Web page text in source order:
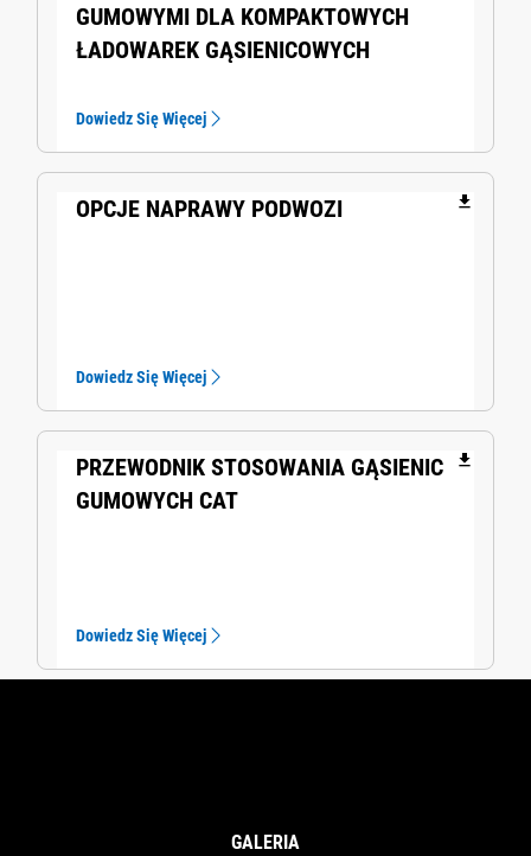
GUMOWYMI DLA KOMPAKTOWYCH
ŁADOWAREK GĄSIENICOWYCH
Dowiedz Się Więcej
OPCJE NAPRAWY PODWOZI file_download
Dowiedz Się Więcej
PRZEWODNIK STOSOWANIA GĄSIENIC
GUMOWYCH CAT
file_download
Dowiedz Się Więcej
GALERIA